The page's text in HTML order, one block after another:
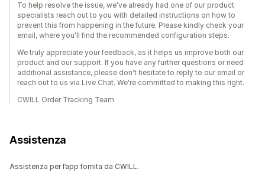
To help resolve the issue, we've already had one of our product
specialists reach out to you with detailed instructions on how to
prevent this from happening in the future. Please kindly check your
email, where you'll find the recommended configuration steps.
We truly appreciate your feedback, as it helps us improve both our
product and our support. If you have any further questions or need
additional assistance, please don't hesitate to reply to our email or
reach out to us via Live Chat. We're committed to making this right.
CWILL Order Tracking Team
Assistenza
Assistenza per l’app fornita da CWILL.